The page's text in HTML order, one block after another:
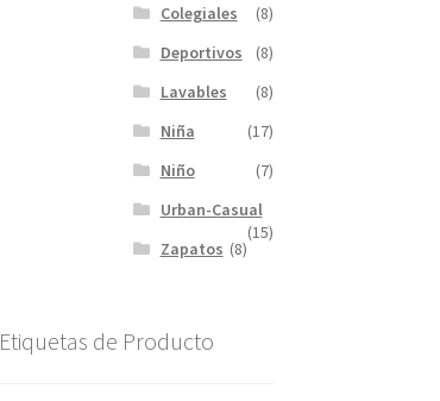
Colegiales
(8)
Deportivos
(8)
Lavables
(8)
Niña
(17)
Niño
(7)
Urban-Casual
(15)
Zapatos (8)
Etiquetas de Producto